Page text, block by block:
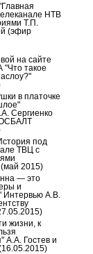
НТВ
Т.П.
(эфир
на сайте
такое
в платочке
Сергиенко
под
ТВЦ с
2015)
— это
и
Интервью А.В.
жизни, к
А.А. Гостев и